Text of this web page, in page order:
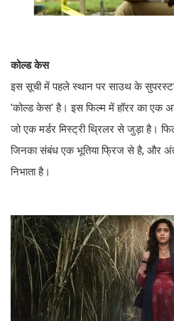
कोल्ड केस
इस सूची में पहले स्थान पर साउथ के
'कोल्ड केस' है। इस फिल्म में हॉरर का एक
जो एक मर्डर मिस्ट्री थ्रिलर से जुड़ा है।
जिनका संबंध एक भूतिया फ्रिज से है, और अंत
निभाता है।